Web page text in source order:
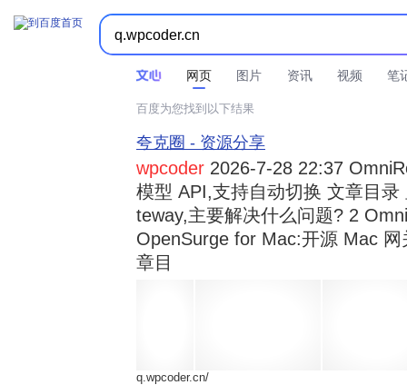
网页 图片 资讯 视频 笔
时间不限  所有网页和文件  站点内检索 
百度为您找到以下结果
夸克圈 - 资源分享
wpcoder 2026-7-28 22:37
模型 API,支持自动切换 文章目
teway,主要解决什么问题? 2
OpenSurge for Mac:开源 Mac
章目
q.wpcoder.cn/